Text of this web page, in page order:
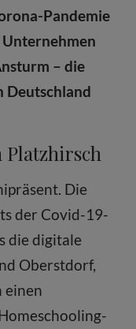
Pandemie
Unternehmen
– die
Deutschland
Die
der Covid-19-
die digitale
Oberstdorf,
einen